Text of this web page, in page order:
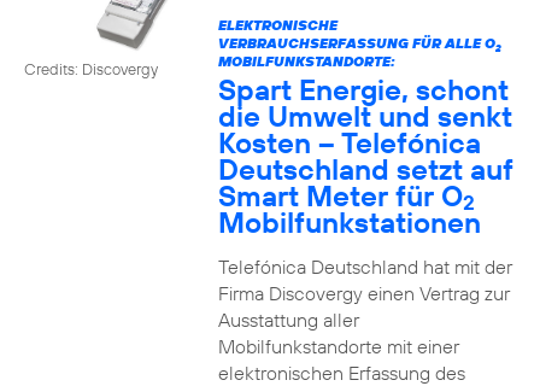
Credits: Discovergy
ELEKTRONISCHE
VERBRAUCHSERFASSUNG FÜR ALLE O2
MOBILFUNKSTANDORTE:
Spart Energie, schont
die Umwelt und senkt
Kosten – Telefónica
Deutschland setzt auf
Smart Meter für O2
Mobilfunkstationen
Telefónica Deutschland hat mit der
Firma Discovergy einen Vertrag zur
Ausstattung aller
Mobilfunkstandorte mit einer
elektronischen Erfassung des